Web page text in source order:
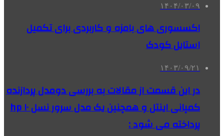
۱۴۰۴/۰۳/۰۹
اکسسوری های بامزه و کاربردی برای تکمیل
استایل کودک
۱۴۰۳/۰۹/۲۱
در این قسمت از مقالات به بررسی دو‌مدل پردازنده
کمپانی اینتل و همچنین یک مدل سرور نسل ۱۰ hp
پرداخته می شود :